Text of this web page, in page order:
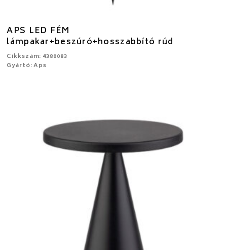
APS LED FÉM
lámpakar+beszúró+hosszabbító rúd
Cikkszám: 4380083
Gyártó: Aps